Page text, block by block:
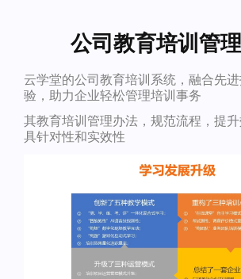
公司教育培训管
云学堂的公司教育培训系统，融合先
验，助力企业轻松管理培训事务
其教育培训管理办法，规范流程，提
具针对性和实效性